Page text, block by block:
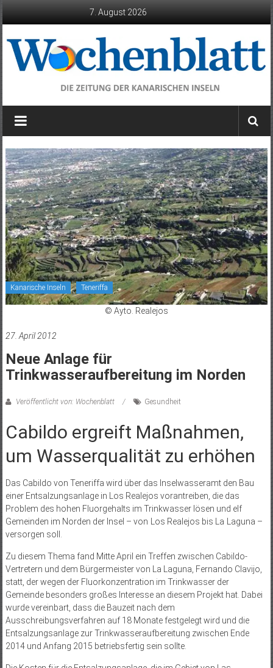
7. August 2026
Wochenblatt
die
der
Kanarischen
Inseln
Kanarische Inseln Teneriffa
© Ayto. Realejos
27. April 2012
Neue Anlage für
Trinkwasseraufbereitung im Norden
Veröffentlicht von: Wochenblatt Gesundheit
Cabildo ergreift Maßnahmen,
um Wasserqualität zu erhöhen
Das Cabildo von Teneriffa wird über das Inselwasseramt den Bau
einer Entsalzungsanlage in Los Realejos vorantreiben, die das
Problem des hohen Fluorgehalts im Trinkwasser lösen und elf
Gemeinden im Norden der Insel – von Los Realejos bis La Laguna –
versorgen soll.
Zu diesem Thema fand Mitte April ein Treffen zwischen Cabildo-
Vertretern und dem Bürgermeister von La Laguna, Fernando Clavijo,
statt, der wegen der Fluorkonzentration im Trinkwasser der
Gemeinde besonders großes Interesse an diesem Projekt hat. Dabei
wurde vereinbart, dass die Bauzeit nach dem
Ausschreibungsverfahren auf 18 Monate festgelegt wird und die
Entsalzungsanlage zur Trinkwasseraufbereitung zwischen Ende
2014 und Anfang 2015 betriebsfertig sein sollte.